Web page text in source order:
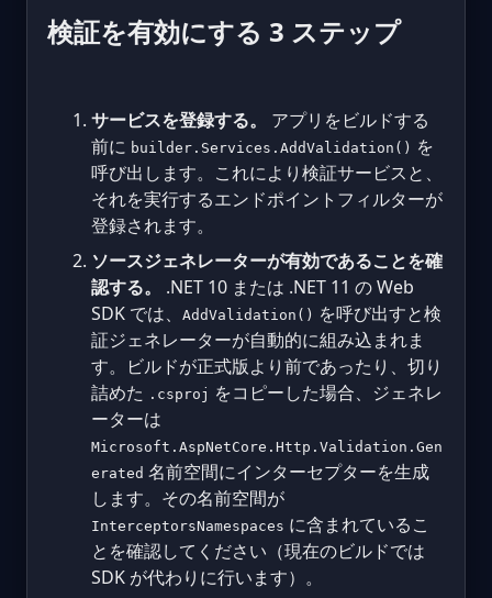
検証を有効にする 3 ステップ
サービスを登録する。
アプリをビルドする
前に builder.Services.AddValidation() を
呼び出します。これにより検証サービスと、
それを実行するエンドポイントフィルターが
登録されます。
ソースジェネレーターが有効であることを確
認する。
.NET 10 または .NET 11 の Web
SDK では、
AddValidation() を呼び出すと検
証ジェネレーターが自動的に組み込まれま
す。ビルドが正式版より前であったり、切り
詰めた .csproj をコピーした場合、ジェネレ
ーターは
Microsoft.AspNetCore.Http.Validation.Gen
erated 名前空間にインターセプターを生成
します。その名前空間が
InterceptorsNamespaces に含まれているこ
とを確認してください（現在のビルドでは
SDK が代わりに行います）。